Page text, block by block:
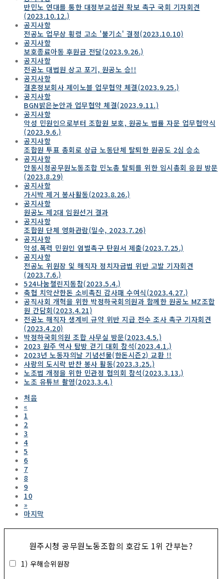
반민노 연대를 통한 대정부교섭권 확보 촉구 국회 기자회견
(2023.10.12.)
공지사항
전공노 업무상 횡령 고소 '불기소' 결정(2023.10.10)
공지사항
보호종료아동 후원금 전달(2023.9.26.)
공지사항
전공노 대법원 상고 포기, 원공노 승!!
공지사항
결혼정보회사 제이노블 업무협약 체결(2023.9.25.)
공지사항
BGN밝은눈안과 업무협약 체결(2023.9.11.)
공지사항
악성 민원인으로부터 조합원 보호, 원공노 법률 자문 업무협약식
(2023.9.6.)
공지사항
조합원 투표 총회로 상급 노동단체 탈퇴한 원공도 2심 승소
공지사항
안동시청공무원노동조합 민노총 탈퇴를 위한 임시총회 응원 방문
(2023.8.29)
공지사항
가시박 제거 봉사활동(2023.8.26.)
공지사항
원공노 제2대 임원선거 결과
공지사항
조합원 단체 영화관람(밀수, 2023.7.26)
공지사항
악성.폭력 민원인 엄벌촉구 탄원서 제출(2023.7.25.)
공지사항
전공노 위원장 잋 해직자 정치자금법 위반 고발 기자회견
(2023.7.6.)
524나눔챌린지동참(2023.5.4.)
축협 치악산한돈 소비촉진 감사패 수여식(2023.4.27.)
공직사회 개혁을 위한 박정하국회의원과 함께한 원공노 MZ조합
원 간담회(2023.4.21)
전공노 해직자 생계비 규약 위반 지급 전수 조사 촉구 기자회견
(2023.4.20)
박정하국회의원 조합 사무실 방문(2023.4.5.)
2023 원주 역사 탐방 걷기 대회 참석(2023.4.1.)
2023년 노동자의날 기념선물(한돈시즌2) 교환 !!
사랑의 도시락 반찬 봉사 활동(2023.3.25.)
노조법 개정을 위한 민관정 협의회 참석(2023.3.13.)
노조 유튜브 촬영(2023.3.4.)
처음
«
1
2
3
4
5
6
7
8
9
10
»
마지막
원주시청 공무원노동조합의 호감도 1위 간부는?
1) 우해승위원장